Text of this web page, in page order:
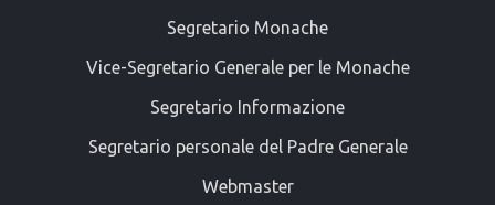
Segretario Monache
Vice-Segretario Generale per le Monache
Segretario Informazione
Segretario personale del Padre Generale
Webmaster